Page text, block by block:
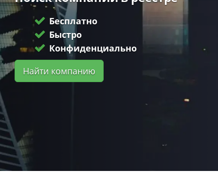
Бесплатно
Быстро
Конфиденциально
Найти компанию